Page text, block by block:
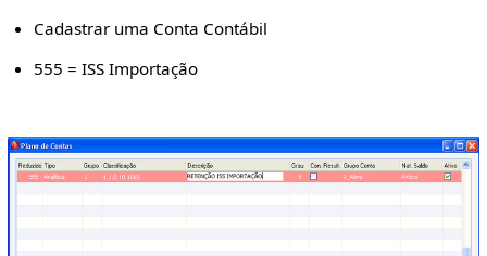
Cadastrar uma Conta Contábil
555 = ISS Importação